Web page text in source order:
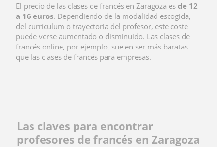
El precio de las clases de francés en Zaragoza es de 12
a 16 euros. Dependiendo de la modalidad escogida,
del currículum o trayectoria del profesor, este coste
puede verse aumentado o disminuido. Las clases de
francés online, por ejemplo, suelen ser más baratas
que las clases de francés para empresas.
Las claves para encontrar
profesores de francés en Zaragoza